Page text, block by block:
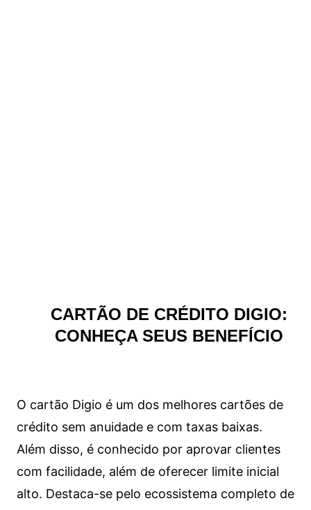
CARTÃO DE CRÉDITO DIGIO:
CONHEÇA SEUS BENEFÍCIO
O cartão Digio é um dos melhores cartões de
crédito sem anuidade e com taxas baixas.
Além disso, é conhecido por aprovar clientes
com facilidade, além de oferecer limite inicial
alto. Destaca-se pelo ecossistema completo de